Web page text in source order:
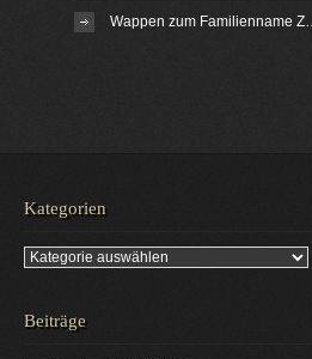
Wappen zum Familienname
Kategorien
Kategorien
Beiträge